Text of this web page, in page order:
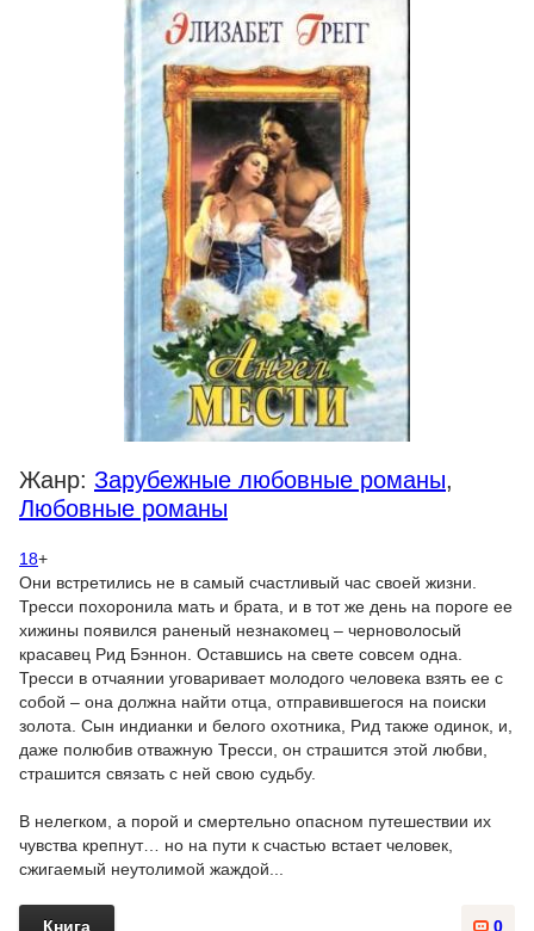
Жанр: Зарубежные любовные романы,
Любовные романы
18+
Они встретились не в самый счастливый час своей жизни.
Тресси похоронила мать и брата, и в тот же день на пороге ее
хижины появился раненый незнакомец – черноволосый
красавец Рид Бэннон. Оставшись на свете совсем одна.
Тресси в отчаянии уговаривает молодого человека взять ее с
собой – она должна найти отца, отправившегося на поиски
золота. Сын индианки и белого охотника, Рид также одинок, и,
даже полюбив отважную Тресси, он страшится этой любви,
страшится связать с ней свою судьбу.
В нелегком, а порой и смертельно опасном путешествии их
чувства крепнут… но на пути к счастью встает человек,
сжигаемый неутолимой жаждой...
0
Книга